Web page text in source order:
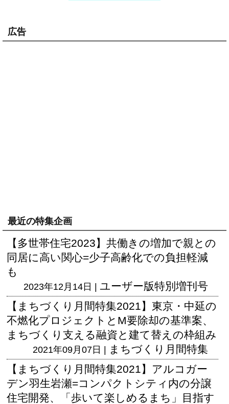
広告
最近の特集企画
【多世帯住宅2023】共働きの増加で親との
同居に高い関心=少子高齢化での負担軽減
も
2023年12月14日 | ユーザー版特別増刊号
【まちづくり月間特集2021】東京・中延の
不燃化プロジェクトとM要除却の基準案、
まちづくり支える融資と建て替えの枠組み
2021年09月07日 | まちづくり月間特集
【まちづくり月間特集2021】アルコガー
デン羽生岩瀬=コンパクトシティ内の分譲
住宅開発、「歩いて楽しめるまち」目指す